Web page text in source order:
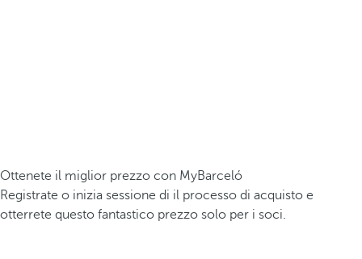
Ottenete il miglior prezzo con MyBarceló
Registrate o inizia sessione di il processo di acquisto e
otterrete questo fantastico prezzo solo per i soci.